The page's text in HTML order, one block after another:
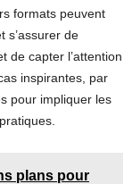
formats peuvent
s’assurer de
de capter l’attention
inspirantes, par
pour impliquer les
plans pour